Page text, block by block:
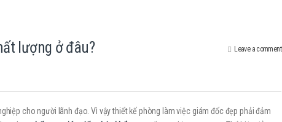
lượng ở đâu? Leave a comment
cho người lãnh đạo. Vì vậy thiết kế phòng làm việc giám đốc đẹp phải đảm